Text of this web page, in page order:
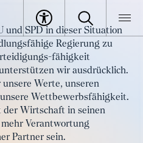
aus Sicht der
ist
und SPD in dieser Situation
Regierung zu
fähigkeit
wir ausdrücklich.
Werte, unseren
Wettbewerbsfähigkeit.
der Wirtschaft in seinen
Verantwortung
Partner sein.